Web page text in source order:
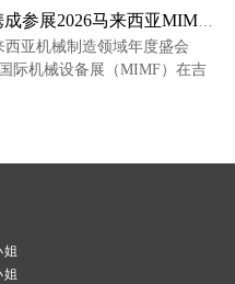
。十年磨一剑，精度见真功徐
名铣床工。十年间，他始终坚
专注诠释着一线工匠的责任与
“掉链子”，经他手加工的产
来西亚MIMF，共探东南亚塑胶智造新机遇
西亚机械制造领域年度盛会
际机械设备展（MIMF）在吉
的本地化需求。聚焦东盟核心
姐
姐